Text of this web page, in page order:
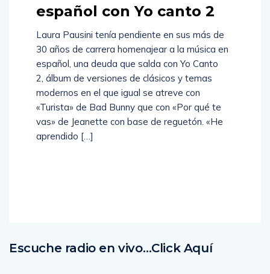
español con Yo canto 2
Laura Pausini tenía pendiente en sus más de
30 años de carrera homenajear a la música en
español, una deuda que salda con Yo Canto
2, álbum de versiones de clásicos y temas
modernos en el que igual se atreve con
«Turista» de Bad Bunny que con «Por qué te
vas» de Jeanette con base de reguetón. «He
aprendido […]
Escuche radio en vivo…Click Aquí